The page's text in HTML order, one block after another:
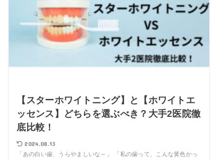
【スターホワイトニング】と【ホワイトエ
ッセンス】どちらを選ぶべき？大手2医院徹
底比較！
2024.08.13
「あの白い歯、うらやましいな～」 「私の歯って、こんな黄色かっ